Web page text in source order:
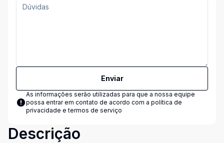
Enviar
As informações serão utilizadas para que a nossa equipe
possa entrar em contato de acordo com a política de
privacidade e termos de serviço
Descrição